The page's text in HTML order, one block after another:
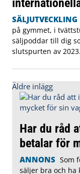
SÄLJUTVECKLING
på gymmet, i
säljpoddar till dig
slutspurten av 2023.
Äldre inlägg
Har du råd
betalar för
ANNONS Som
säljer bra och ha